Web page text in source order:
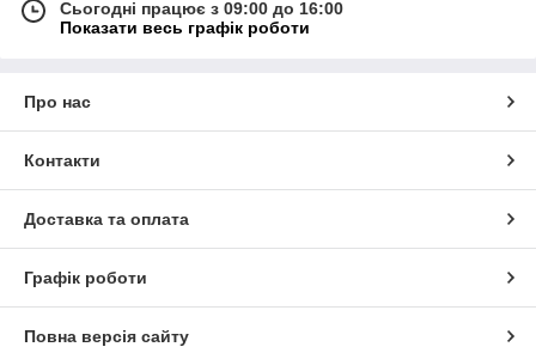
Сьогодні працює з 09:00 до 16:00
Показати весь графік роботи
Про нас
Контакти
Доставка та оплата
Графік роботи
Повна версія сайту